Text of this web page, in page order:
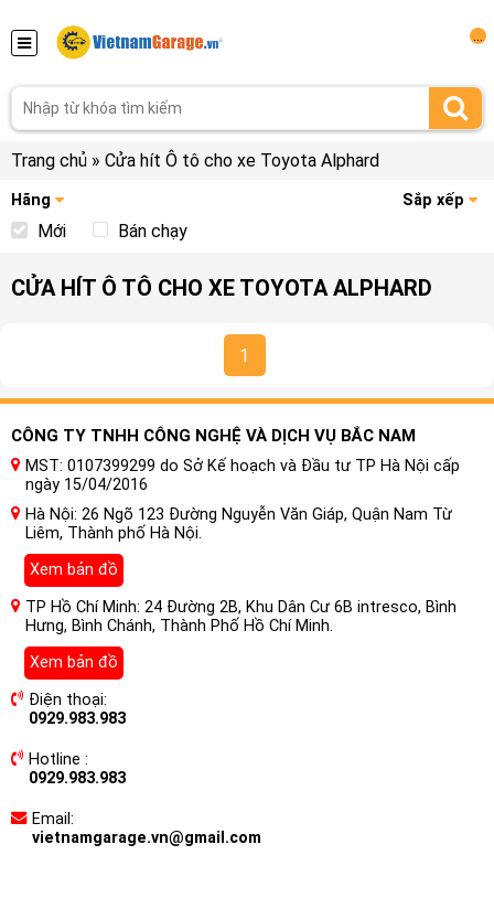
Trang chủ » Cửa hít Ô tô cho xe Toyota Alphard
Hãng Sắp xếp
Mới Bán chạy
CỬA HÍT Ô TÔ CHO XE TOYOTA ALPHARD
1
CÔNG TY TNHH CÔNG NGHỆ VÀ DỊCH VỤ BẮC NAM
MST: 0107399299 do Sở Kế hoạch và Đầu tư TP Hà Nội cấp
ngày 15/04/2016
Hà Nội: 26 Ngõ 123 Đường Nguyễn Văn Giáp, Quận Nam Từ
Liêm, Thành phố Hà Nội.
Xem bản đồ
TP Hồ Chí Minh: 24 Đường 2B, Khu Dân Cư 6B intresco, Bình
Hưng, Bình Chánh, Thành Phố Hồ Chí Minh.
Xem bản đồ
Điện thoại:
0929.983.983
Hotline :
0929.983.983
Email:
vietnamgarage.vn@gmail.com